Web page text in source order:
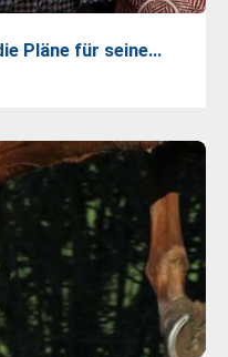
Pläne für seine…